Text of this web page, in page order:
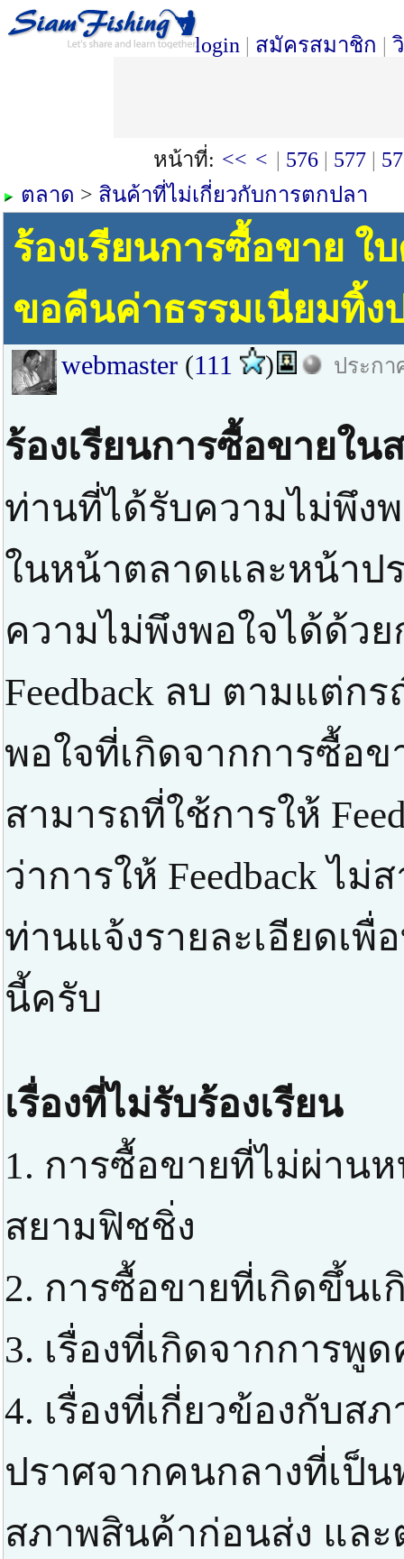
login | สมัครสมาชิก |
หน้าที่: << < | 576 | 577 |
ตลาด > สินค้าที่ไม่เกี่ยวกับการตกปลา
ร้องเรียนการซื้อขาย ใ
ขอคืนค่าธรรมเนียมทิ้ง
webmaster (111 ) ประกา
ร้องเรียนการซื้อขายใน
ท่านที่ได้รับความไม่พึง
ในหน้าตลาดและหน้าป
ความไม่พึงพอใจได้ด้วย
Feedback ลบ ตามแต่ก
พอใจที่เกิดจากการซื้อ
สามารถที่ใช้การให้
ว่าการให้ Feedback ไ
ท่านแจ้งรายละเอียดเพื่
นี้ครับ
เรื่องที่ไม่รับร้องเรียน
1. การซื้อขายที่ไม่ผ่าน
สยามฟิชชิ่ง
2. การซื้อขายที่เกิดขึ้นเ
3. เรื่องที่เกิดจากการพู
4. เรื่องที่เกี่ยวข้องกับส
ปราศจากคนกลางที่เป็
สภาพสินค้าก่อนส่ง แล